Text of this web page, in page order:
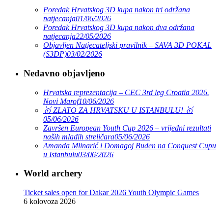
Poredak Hrvatskog 3D kupa nakon tri održana
natjecanja01/06/2026
Poredak Hrvatskog 3D kupa nakon dva održana
natjecanja22/05/2026
Objavljen Natjecateljski pravilnik – SAVA 3D POKAL
(S3DP)03/02/2026
Nedavno objavljeno
Hrvatska reprezentacija – CEC 3rd leg Croatia 2026.
Novi Marof10/06/2026
🥇 ZLATO ZA HRVATSKU U ISTANBULU! 🥇
05/06/2026
Završen European Youth Cup 2026 – vrijedni rezultati
naših mladih streličara05/06/2026
Amanda Mlinarić i Domagoj Buden na Conquest Cupu
u Istanbulu03/06/2026
World archery
Ticket sales open for Dakar 2026 Youth Olympic Games
6 kolovoza 2026